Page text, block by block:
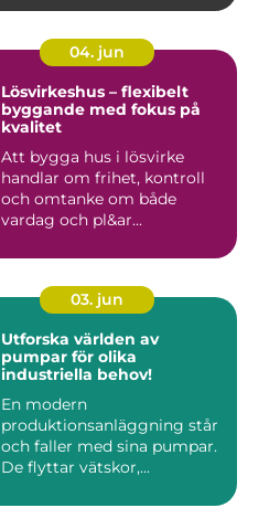
04. jun
Lösvirkeshus – flexibelt
byggande med fokus på
kvalitet
Att bygga hus i lösvirke
handlar om frihet, kontroll
och omtanke om både
vardag och pl&ar...
03. jun
Utforska världen av
pumpar för olika
industriella behov!
En modern
produktionsanläggning står
och faller med sina pumpar.
De flyttar vätskor,...